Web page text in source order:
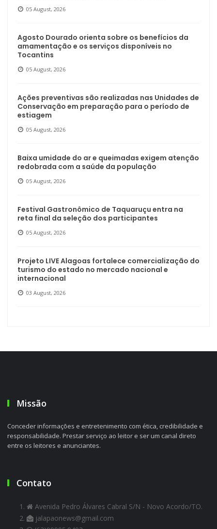
05 August, 2026
Agosto Dourado orienta sobre os benefícios da
amamentação e os serviços disponíveis no
Tocantins
05 August, 2026
Ações preventivas são realizadas nas Unidades de
Conservação em preparação para o período de
estiagem
05 August, 2026
Baixa umidade do ar e queimadas exigem atenção
redobrada com a saúde da população
05 August, 2026
Festival Gastronômico de Taquaruçu entra na
reta final da seleção dos participantes
05 August, 2026
Projeto LIVE Alagoas fortalece comercialização do
turismo do estado no mercado nacional e
internacional
03 August, 2026
Missão
Conceder informações e entretenimento com ética, credibilidade e
responsabilidade. Prestar serviço ao leitor e ser um canal direto
entre os leitores e anunciantes.
Contato
Avenida Pedro Álvares Cabral S/N - Novo Acordo/TO.
jalapaonews@gmail.com